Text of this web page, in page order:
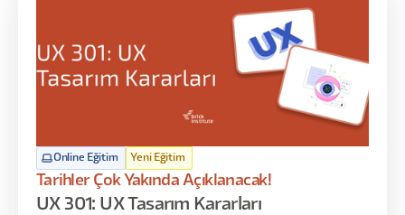
Online Eğitim Yeni Eğitim
Tarihler Çok Yakında Açıklanacak!
UX 301: UX Tasarım Kararları